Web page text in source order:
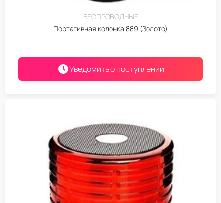
БЕСПРОВОДНЫЕ
Портативная колонка 889 (Золото)
Уведомить о поступлении